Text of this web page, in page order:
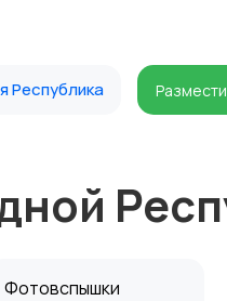
Республика
Фотовспышки